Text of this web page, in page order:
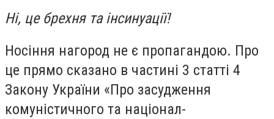
Ні, це брехня та інсинуації!
Носіння нагород не є пропагандою. Про
це прямо сказано в частині 3 статті 4
Закону України «Про засудження
комуністичного та націонал-